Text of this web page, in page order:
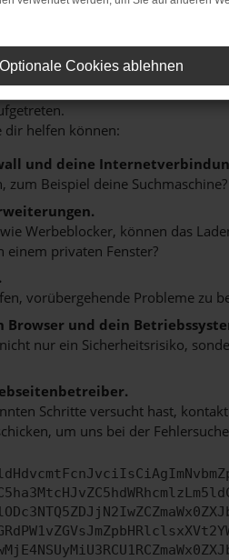
dir helfen können:
und deine
zum Beispiel deine Suchmaschine?
Werbeblocker, können das
einem privaten Fenster?
vorübergehende Probleme zu
Browser und dein
nur ein Sicherheitsrisiko,
Schritte versucht hast,
um uns bei der
Optionale Cookies ablehnen